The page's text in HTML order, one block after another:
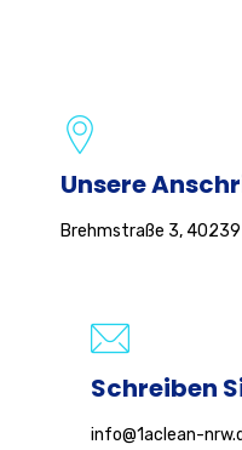
Unsere
Brehmstraße 3,
Schreiben
info@1aclean-